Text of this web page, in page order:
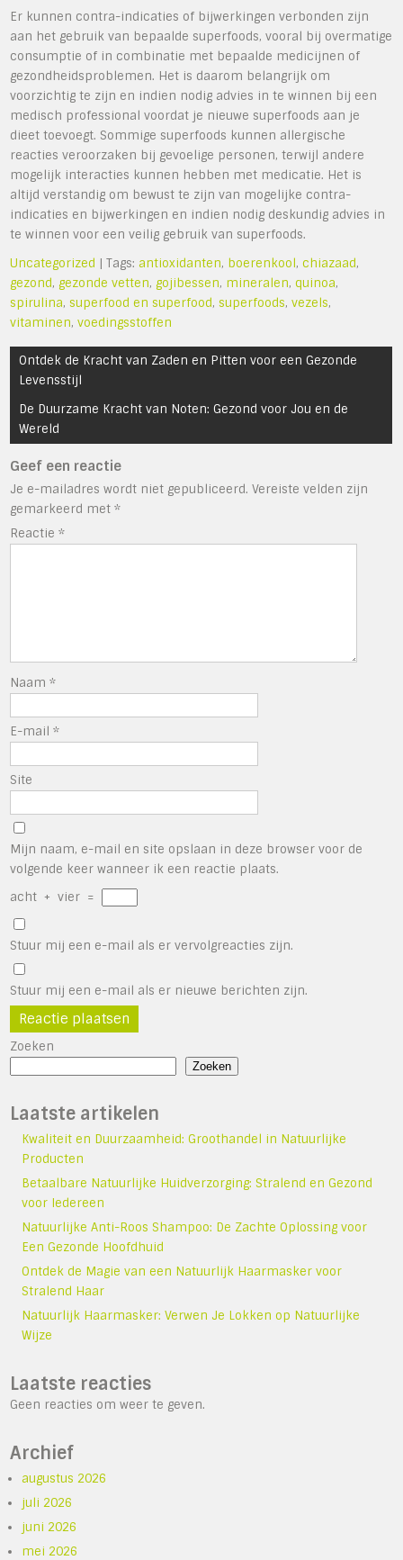
Er kunnen contra-indicaties of bijwerkingen verbonden zijn
aan het gebruik van bepaalde superfoods, vooral bij overmatige
consumptie of in combinatie met bepaalde medicijnen of
gezondheidsproblemen. Het is daarom belangrijk om
voorzichtig te zijn en indien nodig advies in te winnen bij een
medisch professional voordat je nieuwe superfoods aan je
dieet toevoegt. Sommige superfoods kunnen allergische
reacties veroorzaken bij gevoelige personen, terwijl andere
mogelijk interacties kunnen hebben met medicatie. Het is
altijd verstandig om bewust te zijn van mogelijke contra-
indicaties en bijwerkingen en indien nodig deskundig advies in
te winnen voor een veilig gebruik van superfoods.
Uncategorized | Tags: antioxidanten, boerenkool,chiazaad,
gezond,gezonde vetten,gojibessen, mineralen,quinoa,
spirulina,superfood en superfood,superfoods,vezels,
vitaminen,voedingsstoffen
Bericht
navigatie
Ontdek de Kracht van Zaden en Pitten voor een Gezonde
Levensstijl
De Duurzame Kracht van Noten: Gezond voor Jou en de
Wereld
Geef een reactie
Je e-mailadres wordt niet gepubliceerd. Vereiste velden zijn
gemarkeerd met*
Reactie*
Naam*
E-mail*
Site
Mijn naam, e-mail en site opslaan in deze browser voor de
volgende keer wanneer ik een reactie plaats.
acht + vier =
Stuur mij een e-mail als er vervolgreacties zijn.
Stuur mij een e-mail als er nieuwe berichten zijn.
Zoeken
Zoeken
Laatste artikelen
Kwaliteit en Duurzaamheid: Groothandel in Natuurlijke
Producten
Betaalbare Natuurlijke Huidverzorging: Stralend en Gezond
voor Iedereen
Natuurlijke Anti-Roos Shampoo: De Zachte Oplossing voor
Een Gezonde Hoofdhuid
Ontdek de Magie van een Natuurlijk Haarmasker voor
Stralend Haar
Natuurlijk Haarmasker: Verwen Je Lokken op Natuurlijke
Wijze
Laatste reacties
Geen reacties om weer te geven.
Archief
augustus 2026
juli 2026
juni 2026
mei 2026